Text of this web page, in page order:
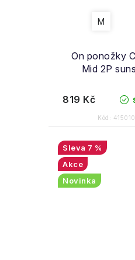
On ponožky
Mid 2P
M
819 Kč
Kód:
7 %
Akce
Novinka